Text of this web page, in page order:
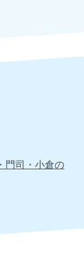
門司・小倉の